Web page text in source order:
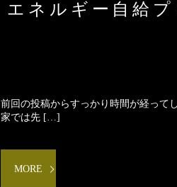
エネルギー自給
前回の投稿からすっかり時間が経って
家では先 […]
MORE